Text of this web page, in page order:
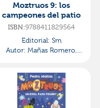
Moztruos 9: los
campeones del patio
ISBN:9788411829564
Editorial: Sm
Autor: Mañas Romero,